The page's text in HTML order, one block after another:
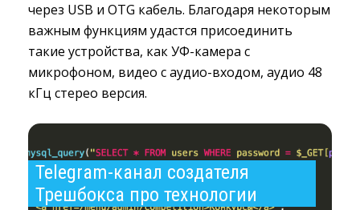
через USB и OTG кабель. Благодаря некоторым
важным функциям удастся присоединить
такие устройства, как УФ-камера с
микрофоном, видео с аудио-входом, аудио 48
кГц стерео версия.
Telegram-канал создателя
Трешбокса про технологии